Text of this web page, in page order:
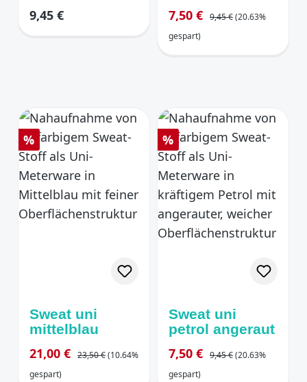
Regulärer Preis:
9,45 € Verkaufspreis:
7,50 € Regulärer Preis:
9,45 €(20.63%
gespart)
Rabatt
%
Sweat uni
mittelblau
Verkaufspreis:
21,00 € Regulärer Preis:
23,50 €(10.64%
gespart)
Rabatt
%
Sweat uni
petrol angeraut
Verkaufspreis:
7,50 € Regulärer Preis:
9,45 €(20.63%
gespart)